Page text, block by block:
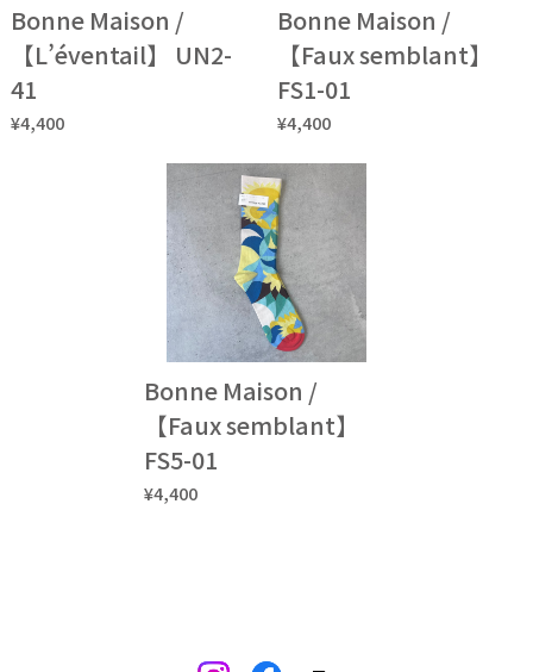
Bonne Maison /
【L’éventail】 UN2-
41
¥4,400
Bonne Maison /
【Faux semblant】
FS1-01
¥4,400
Bonne Maison /
【Faux semblant】
FS5-01
¥4,400